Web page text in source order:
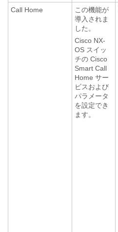
Call Home
この機能が
導入されま
した。
Cisco NX-
OS スイッ
チの Cisco
Smart Call
Home サー
ビスおよび
パラメータ
を設定でき
ます。